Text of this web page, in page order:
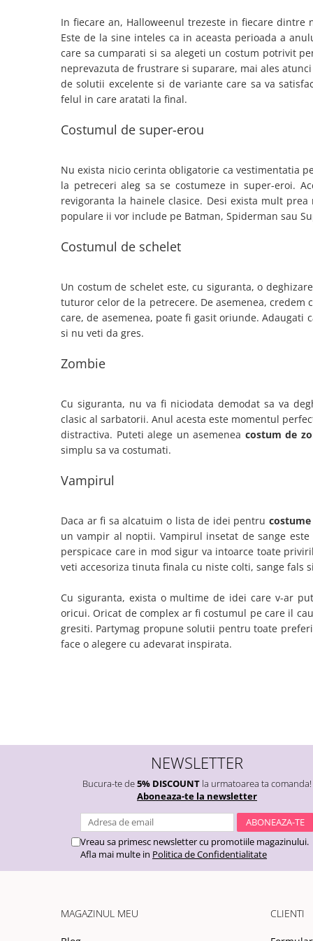
Petrecere Disco
Petrecere Anii '20
Petrecere Mexicana
Petrecere Tropicala
Summer Party
Petrecere 30 ani
Petrecere 50 ani
Gender Reveal
Petrecerea Burlacitelor
Valentine's Day
In fiecare an, Halloweenul trezeste in fiecare
Este de la sine inteles ca in aceasta perioada a
care sa cumparati si sa alegeti un costum potrivit
neprevazuta de frustrare si suparare, mai ales
de solutii excelente si de variante care sa va
felul in care aratati la final.
Costumul de super-erou
Nu exista nicio cerinta obligatorie ca vestimentatia
la petreceri aleg sa se costumeze in super-eroi.
revigoranta la hainele clasice. Desi exista mult
populare ii vor include pe Batman, Spiderman sau
Costumul de schelet
Un costum de schelet este, cu siguranta, o
tuturor celor de la petrecere. De asemenea,
care, de asemenea, poate fi gasit oriunde. Adaugati
si nu veti da gres.
Zombie
Cu siguranta, nu va fi niciodata demodat sa va
clasic al sarbatorii. Anul acesta este momentul
distractiva. Puteti alege un asemenea costum de
simplu sa va costumati.
Vampirul
Daca ar fi sa alcatuim o lista de idei pentru
un vampir al noptii. Vampirul insetat de sange
perspicace care in mod sigur va intoarce toate
veti accesoriza tinuta finala cu niste colti, sange fals
Cu siguranta, exista o multime de idei care v-ar
oricui. Oricat de complex ar fi costumul pe care il
gresiti. Partymag propune solutii pentru toate
face o alegere cu adevarat inspirata.
NEWSLETTER
Bucura-te de5% DISCOUNT la urmatoarea ta comanda!
Aboneaza-te la newsletter
Vreau sa primesc newsletter cu promotiile magazinului.
Afla mai multe in Politica de Confidentialitate
MAGAZINUL MEU CLIENTI